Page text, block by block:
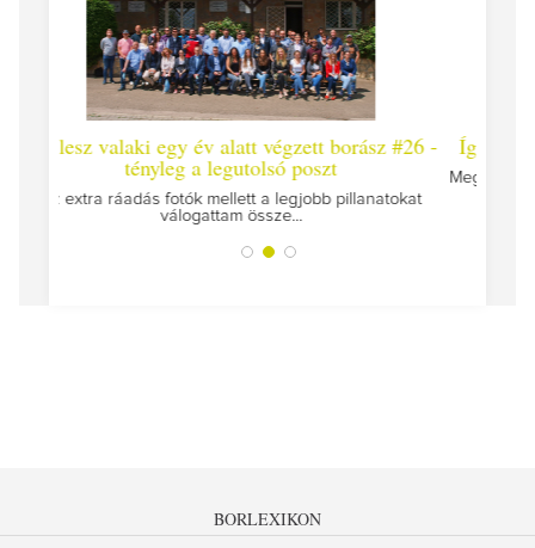
borász #26 -
pillanatokat
Így lesz valaki egy év alatt végzett borász
Megírtuk a modulzáró vizsgákat, már lázasan
az utolsó...
BORLEXIKON